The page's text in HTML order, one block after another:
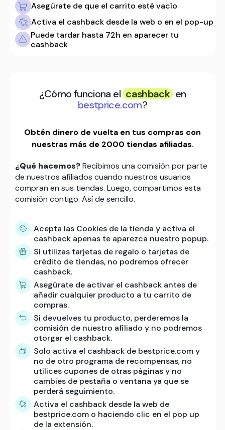
Asegúrate de que el carrito esté vacío
Activa el cashback desde la web o en el pop-up
Puede tardar hasta 72h en aparecer tu
cashback
¿Cómo funciona el cashback en
bestprice.com?
Obtén dinero de vuelta en tus compras con
nuestras más de 2000 tiendas afiliadas.
¿Qué hacemos?Recibimos una comisión por parte
de nuestros afiliados cuando nuestros usuarios
compran en sus tiendas. Luego, compartimos esta
comisión contigo. Así de sencillo.
Acepta las Cookies de la tienda y activa el
cashback apenas te aparezca nuestro popup.
Si utilizas tarjetas de regalo o tarjetas de
crédito de tiendas, no podremos ofrecer
cashback.
Asegúrate de activar el cashback antes de
añadir cualquier producto a tu carrito de
compras.
Si devuelves tu producto, perderemos la
comisión de nuestro afiliado y no podremos
otorgar el cashback.
Solo activa el cashback de bestprice.com y
no de otro programa de recompensas, no
utilices cupones de otras páginas y no
cambies de pestaña o ventana ya que se
perderá seguimiento.
Activa el cashback desde la web de
bestprice.com o haciendo clic en el pop up
de la extensión.